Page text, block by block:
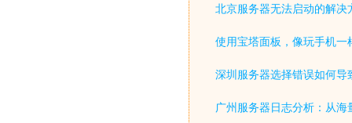
北京服务器无法启动的解决
使用宝塔面板，像玩手机一
深圳服务器选择错误如何导
广州服务器日志分析：从海